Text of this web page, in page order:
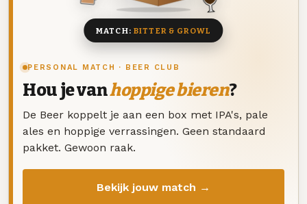
PERSONAL MATCH · BEER CLUB
Hou je vanhoppige bieren?
De Beer koppelt je aan een box met IPA's, pale
ales en hoppige verrassingen. Geen standaard
pakket. Gewoon raak.
Bekijk jouw match →
MATCH: BITTER & GROWL